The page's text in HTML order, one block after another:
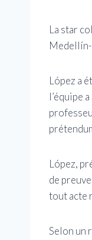
La star
López a
l’équipe
López,
de
tout acte
Selon un